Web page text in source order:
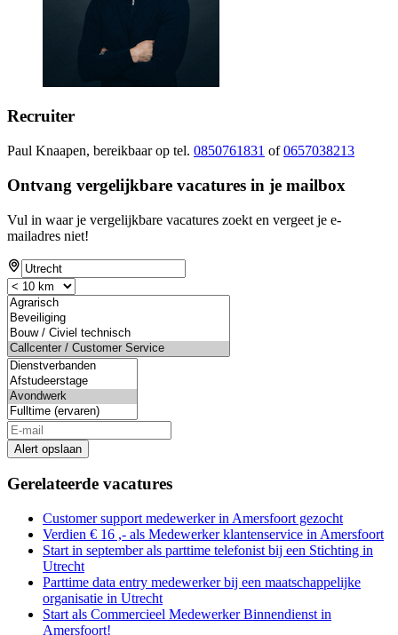
Recruiter
Paul Knaapen, bereikbaar op tel. 0850761831 of0657038213
Ontvang vergelijkbare vacatures in je mailbox
Vul in waar je vergelijkbare vacatures zoekt en vergeet je e-
mailadres niet!
Alert opslaan
Gerelateerde vacatures
Customer support medewerker in Amersfoort gezocht
Verdien € 16 ,- als Medewerker klantenservice in Amersfoort
Start in september als parttime telefonist bij een Stichting in
Utrecht
Parttime data entry medewerker bij een maatschappelijke
organisatie in Utrecht
Start als Commercieel Medewerker Binnendienst in
Amersfoort!